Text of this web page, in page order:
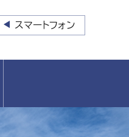
スマートフォン